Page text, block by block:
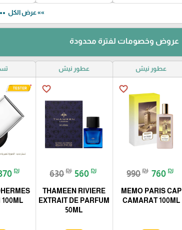
»» عرض الكل
عروض وخصومات لفترة محدودة
عطور نيش
favorite_border
990₪ 760 ₪
MEMO PARIS CAP
CAMARAT 100ML
عطور نيش
favorite_border
630₪ 560 ₪
THAMEEN RIVIERE
EXTRAIT DE PARFUM
50ML
₪
100ML